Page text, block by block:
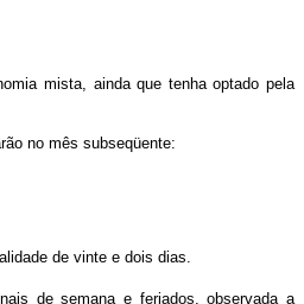
mista, ainda que tenha optado pela
no mês subseqüente:
de vinte e dois dias.
de semana e feriados, observada a